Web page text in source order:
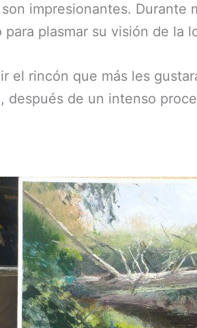
impresionantes.
plasmar su visión de la
el rincón que más les
después de un intenso